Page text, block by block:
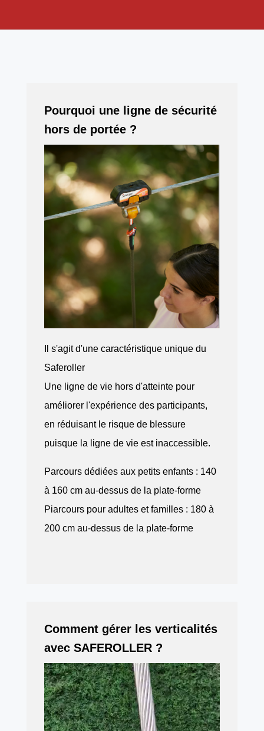
Pourquoi une ligne de sécurité
hors de portée ?
Il s'agit d'une caractéristique unique du
Saferoller
Une ligne de vie hors d'atteinte pour
améliorer l'expérience des participants,
en réduisant le risque de blessure
puisque la ligne de vie est inaccessible.
Parcours dédiées aux petits enfants : 140
à 160 cm au-dessus de la plate-forme
Piarcours pour adultes et familles : 180 à
200 cm au-dessus de la plate-forme
Comment gérer les verticalités
avec SAFEROLLER ?
Video
Player